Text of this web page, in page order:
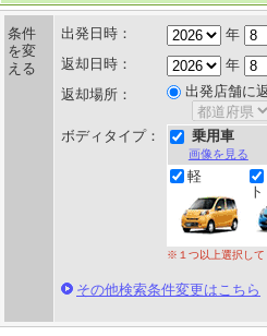
条件
を変
える
出発日時： 年
返却日時：
年
返却場所：
出発店舗に
ボディタイプ： 乗用車
画像を見る
軽
ト
※１つ以上選択して
その他検索条件変更はこちら